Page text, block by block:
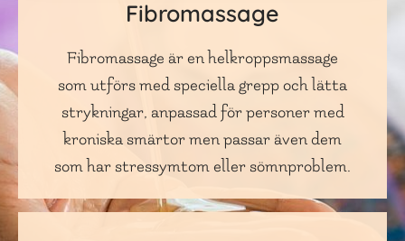
Fibromassage
Fibromassage är en helkroppsmassage
som utförs med speciella grepp och lätta
strykningar, anpassad för personer med
kroniska smärtor men passar även dem
som har stressymtom eller sömnproblem.